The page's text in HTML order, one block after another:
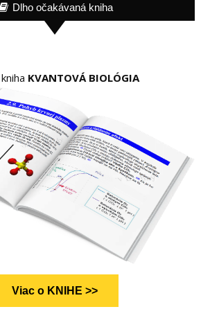
Dlho očakávaná kniha
KVANTOVÁ BIOLÓGIA
Viac o KNIHE >>